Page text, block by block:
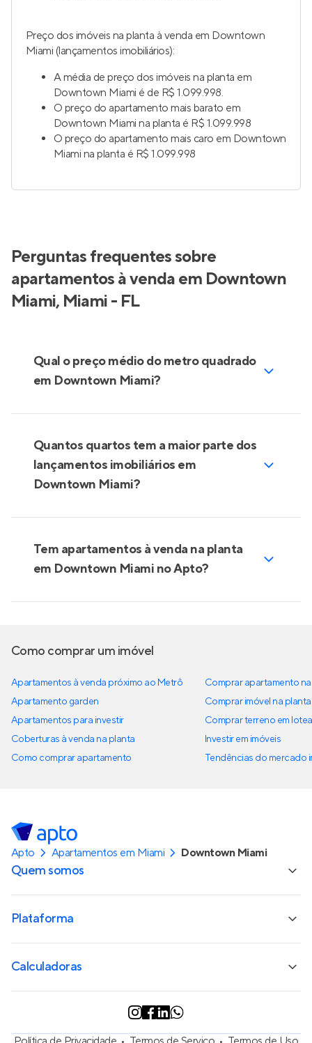
Preço dos imóveis na planta à venda em Downtown
Miami (lançamentos imobiliários):
A média de preço dos imóveis na planta em
Downtown Miami é de R$ 1.099.998.
O preço do apartamento mais barato em
Downtown Miami na planta é R$ 1.099.998
O preço do apartamento mais caro em Downtown
Miami na planta é R$ 1.099.998
Perguntas frequentes sobre
apartamentos à venda em Downtown
Miami, Miami - FL
Qual o preço médio do metro quadrado
em Downtown Miami?
Quantos quartos tem a maior parte dos
lançamentos imobiliários em
Downtown Miami?
Tem apartamentos à venda na planta
em Downtown Miami no Apto?
Como comprar um imóvel
Apartamentos à venda próximo ao Metrô
Apartamento garden
Apartamentos para investir
Coberturas à venda na planta
Como comprar apartamento
Comprar apartamento
Comprar imóvel na planta
Comprar terreno em
Investir em imóveis
Tendências do mercado
Apto Apartamentos em Miami Downtown Miami
Quem somos
Plataforma
Calculadoras